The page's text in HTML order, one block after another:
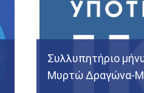
Συλλυπητήριο
Μυρτώ Δραγώνα-